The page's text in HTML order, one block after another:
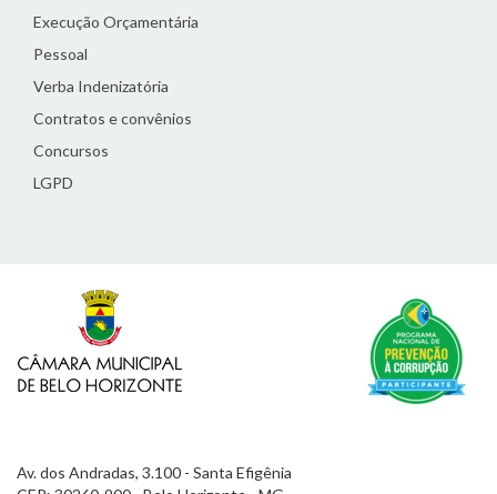
Execução Orçamentária
Pessoal
Verba Indenizatória
Contratos e convênios
Concursos
LGPD
Av. dos Andradas, 3.100 - Santa Efigênia